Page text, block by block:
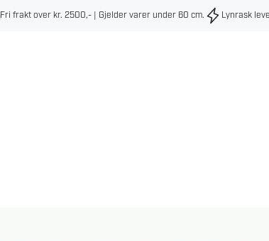
Fri frakt over kr. 2500,- | Gjelder varer under 60 cm. Lynrask